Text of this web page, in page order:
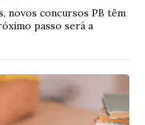
novos concursos PB têm
passo será a